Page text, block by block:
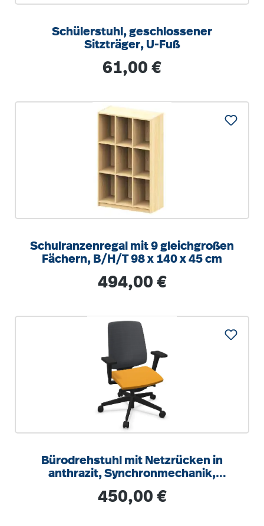
Schülerstuhl, geschlossener
Sitzträger, U-Fuß
Regulärer Preis:
61,00 €
Schulranzenregal mit 9 gleichgroßen
Fächern, B/H/T 98 x 140 x 45 cm
Regulärer Preis:
494,00 €
Bürodrehstuhl mit Netzrücken in
anthrazit, Synchronmechanik,
Regulärer Preis:
450,00 €